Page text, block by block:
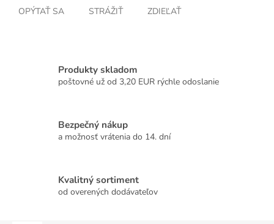
OPÝTAŤ SA STRÁŽIŤ ZDIEĽAŤ
Produkty skladom
poštovné už od 3,20 EUR rýchle odoslanie
Bezpečný nákup
a možnosť vrátenia do 14. dní
Kvalitný sortiment
od overených dodávateľov